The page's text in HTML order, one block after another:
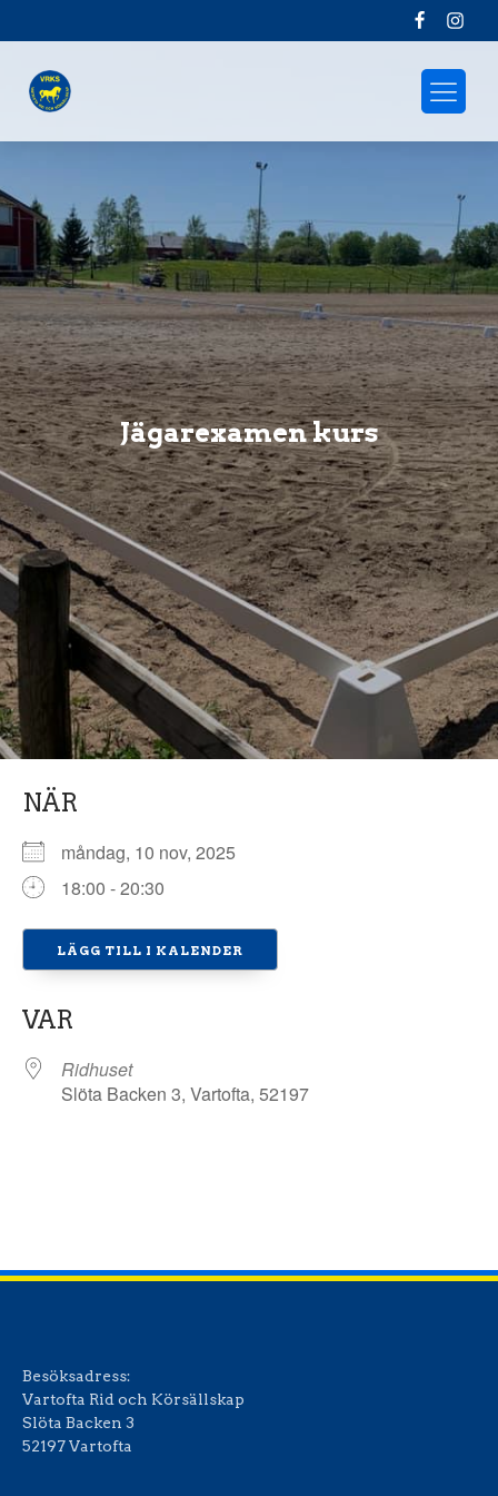
Jägarexamen kurs
NÄR
måndag, 10 nov, 2025
18:00 - 20:30
LÄGG TILL I KALENDER
VAR
Ridhuset
Slöta Backen 3, Vartofta, 52197
Besöksadress:
Vartofta Rid och Körsällskap
Slöta Backen 3
52197 Vartofta